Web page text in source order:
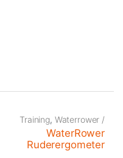
Training, Waterrower /
NOHrD Trainingsgeräte
WaterRower
Ruderergometer